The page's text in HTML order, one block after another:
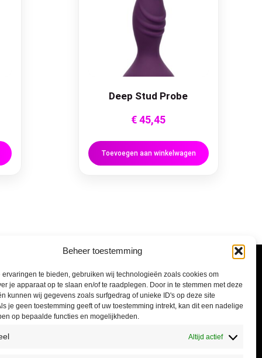
Beheer toestemming
ervaringen te bieden, gebruiken wij technologieën zoals cookies om
je apparaat op te slaan en/of te raadplegen. Door in te stemmen met deze
kunnen wij gegevens zoals surfgedrag of unieke ID's op deze site
je geen toestemming geeft of uw toestemming intrekt, kan dit een nadelige
op bepaalde functies en mogelijkheden.
Altijd actief
Deep Stud Probe
€45,45
Toevoegen aan winkelwagen
Informatie
Algemene voorwaarden
Privacyverklaring